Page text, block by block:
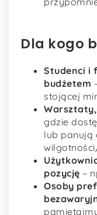
Dla kogo
Studenci i
budżetem
stojącej
gdzie
lub panują
pozycję –
Osoby